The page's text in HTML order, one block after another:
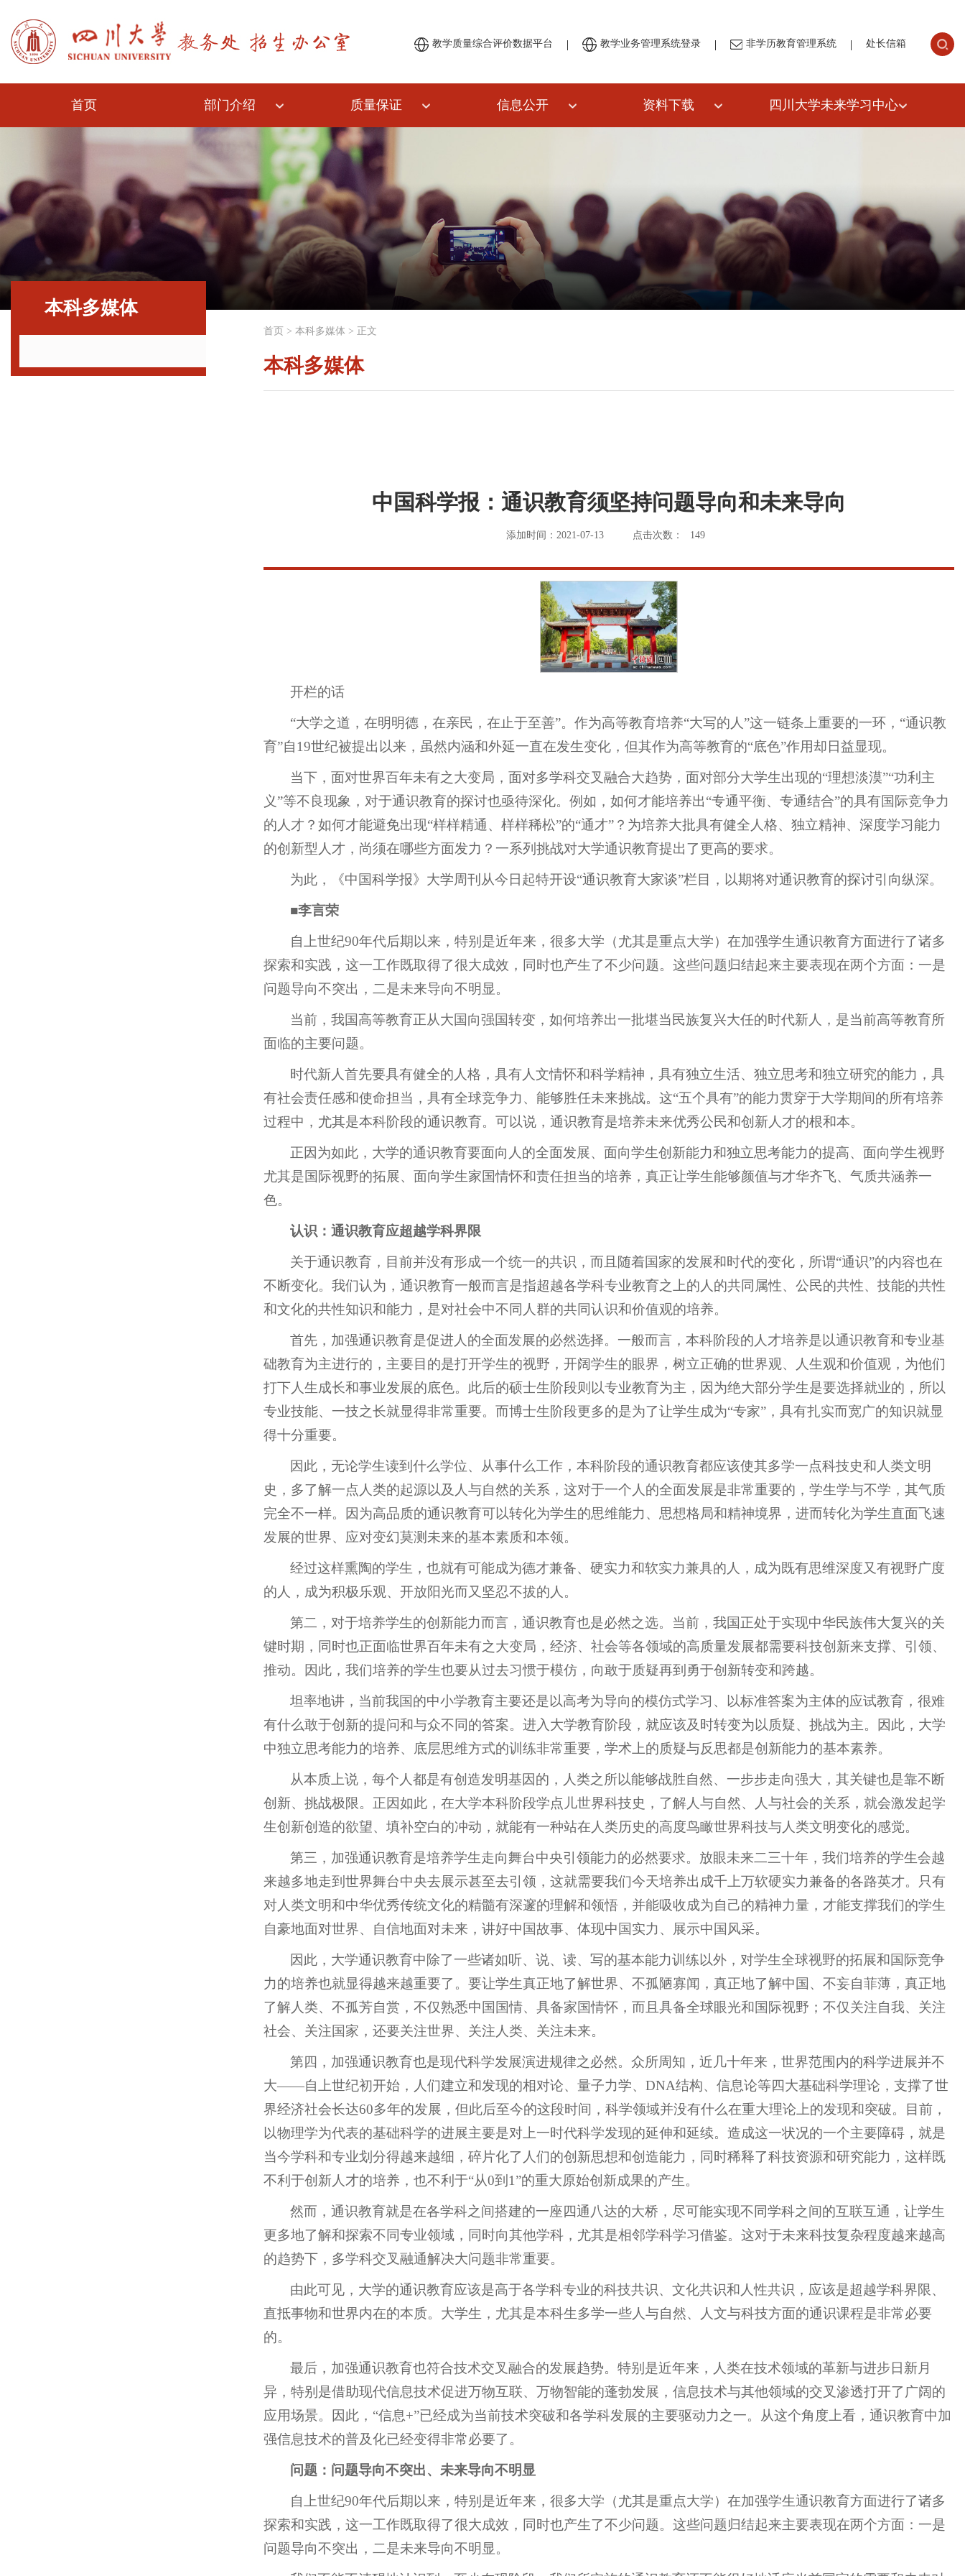
教学质量综合评价数据平台 | 教学业务管理系统登录 | 非学历教育管理系统 | 处长信箱
首页 部门介绍 质量保证 信息公开 资料下载 四川大学未来学习中心
本科多媒体
首页 > 本科多媒体 > 正文
本科多媒体
中国科学报：通识教育须坚持问题导向和未来导向
添加时间：2021-07-13 点击次数： 149
开栏的话
“大学之道，在明明德，在亲民，在止于至善”。作为高等教育培养“大写的人”这一链条上重要的一环，“通识教
育”自19世纪被提出以来，虽然内涵和外延一直在发生变化，但其作为高等教育的“底色”作用却日益显现。
当下，面对世界百年未有之大变局，面对多学科交叉融合大趋势，面对部分大学生出现的“理想淡漠”“功利主
义”等不良现象，对于通识教育的探讨也亟待深化。例如，如何才能培养出“专通平衡、专通结合”的具有国际竞争力
的人才？如何才能避免出现“样样精通、样样稀松”的“通才”？为培养大批具有健全人格、独立精神、深度学习能力
的创新型人才，尚须在哪些方面发力？一系列挑战对大学通识教育提出了更高的要求。
为此，《中国科学报》大学周刊从今日起特开设“通识教育大家谈”栏目，以期将对通识教育的探讨引向纵深。
■李言荣
自上世纪90年代后期以来，特别是近年来，很多大学（尤其是重点大学）在加强学生通识教育方面进行了诸多
探索和实践，这一工作既取得了很大成效，同时也产生了不少问题。这些问题归结起来主要表现在两个方面：一是
问题导向不突出，二是未来导向不明显。
当前，我国高等教育正从大国向强国转变，如何培养出一批堪当民族复兴大任的时代新人，是当前高等教育所
面临的主要问题。
时代新人首先要具有健全的人格，具有人文情怀和科学精神，具有独立生活、独立思考和独立研究的能力，具
有社会责任感和使命担当，具有全球竞争力、能够胜任未来挑战。这“五个具有”的能力贯穿于大学期间的所有培养
过程中，尤其是本科阶段的通识教育。可以说，通识教育是培养未来优秀公民和创新人才的根和本。
正因为如此，大学的通识教育要面向人的全面发展、面向学生创新能力和独立思考能力的提高、面向学生视野
尤其是国际视野的拓展、面向学生家国情怀和责任担当的培养，真正让学生能够颜值与才华齐飞、气质共涵养一
色。
认识：通识教育应超越学科界限
关于通识教育，目前并没有形成一个统一的共识，而且随着国家的发展和时代的变化，所谓“通识”的内容也在
不断变化。我们认为，通识教育一般而言是指超越各学科专业教育之上的人的共同属性、公民的共性、技能的共性
和文化的共性知识和能力，是对社会中不同人群的共同认识和价值观的培养。
首先，加强通识教育是促进人的全面发展的必然选择。一般而言，本科阶段的人才培养是以通识教育和专业基
础教育为主进行的，主要目的是打开学生的视野，开阔学生的眼界，树立正确的世界观、人生观和价值观，为他们
打下人生成长和事业发展的底色。此后的硕士生阶段则以专业教育为主，因为绝大部分学生是要选择就业的，所以
专业技能、一技之长就显得非常重要。而博士生阶段更多的是为了让学生成为“专家”，具有扎实而宽广的知识就显
得十分重要。
因此，无论学生读到什么学位、从事什么工作，本科阶段的通识教育都应该使其多学一点科技史和人类文明
史，多了解一点人类的起源以及人与自然的关系，这对于一个人的全面发展是非常重要的，学生学与不学，其气质
完全不一样。因为高品质的通识教育可以转化为学生的思维能力、思想格局和精神境界，进而转化为学生直面飞速
发展的世界、应对变幻莫测未来的基本素质和本领。
经过这样熏陶的学生，也就有可能成为德才兼备、硬实力和软实力兼具的人，成为既有思维深度又有视野广度
的人，成为积极乐观、开放阳光而又坚忍不拔的人。
第二，对于培养学生的创新能力而言，通识教育也是必然之选。当前，我国正处于实现中华民族伟大复兴的关
键时期，同时也正面临世界百年未有之大变局，经济、社会等各领域的高质量发展都需要科技创新来支撑、引领、
推动。因此，我们培养的学生也要从过去习惯于模仿，向敢于质疑再到勇于创新转变和跨越。
坦率地讲，当前我国的中小学教育主要还是以高考为导向的模仿式学习、以标准答案为主体的应试教育，很难
有什么敢于创新的提问和与众不同的答案。进入大学教育阶段，就应该及时转变为以质疑、挑战为主。因此，大学
中独立思考能力的培养、底层思维方式的训练非常重要，学术上的质疑与反思都是创新能力的基本素养。
从本质上说，每个人都是有创造发明基因的，人类之所以能够战胜自然、一步步走向强大，其关键也是靠不断
创新、挑战极限。正因如此，在大学本科阶段学点儿世界科技史，了解人与自然、人与社会的关系，就会激发起学
生创新创造的欲望、填补空白的冲动，就能有一种站在人类历史的高度鸟瞰世界科技与人类文明变化的感觉。
第三，加强通识教育是培养学生走向舞台中央引领能力的必然要求。放眼未来二三十年，我们培养的学生会越
来越多地走到世界舞台中央去展示甚至去引领，这就需要我们今天培养出成千上万软硬实力兼备的各路英才。只有
对人类文明和中华优秀传统文化的精髓有深邃的理解和领悟，并能吸收成为自己的精神力量，才能支撑我们的学生
自豪地面对世界、自信地面对未来，讲好中国故事、体现中国实力、展示中国风采。
因此，大学通识教育中除了一些诸如听、说、读、写的基本能力训练以外，对学生全球视野的拓展和国际竞争
力的培养也就显得越来越重要了。要让学生真正地了解世界、不孤陋寡闻，真正地了解中国、不妄自菲薄，真正地
了解人类、不孤芳自赏，不仅熟悉中国国情、具备家国情怀，而且具备全球眼光和国际视野；不仅关注自我、关注
社会、关注国家，还要关注世界、关注人类、关注未来。
第四，加强通识教育也是现代科学发展演进规律之必然。众所周知，近几十年来，世界范围内的科学进展并不
大——自上世纪初开始，人们建立和发现的相对论、量子力学、DNA结构、信息论等四大基础科学理论，支撑了世
界经济社会长达60多年的发展，但此后至今的这段时间，科学领域并没有什么在重大理论上的发现和突破。目前，
以物理学为代表的基础科学的进展主要是对上一时代科学发现的延伸和延续。造成这一状况的一个主要障碍，就是
当今学科和专业划分得越来越细，碎片化了人们的创新思想和创造能力，同时稀释了科技资源和研究能力，这样既
不利于创新人才的培养，也不利于“从0到1”的重大原始创新成果的产生。
然而，通识教育就是在各学科之间搭建的一座四通八达的大桥，尽可能实现不同学科之间的互联互通，让学生
更多地了解和探索不同专业领域，同时向其他学科，尤其是相邻学科学习借鉴。这对于未来科技复杂程度越来越高
的趋势下，多学科交叉融通解决大问题非常重要。
由此可见，大学的通识教育应该是高于各学科专业的科技共识、文化共识和人性共识，应该是超越学科界限、
直抵事物和世界内在的本质。大学生，尤其是本科生多学一些人与自然、人文与科技方面的通识课程是非常必要
的。
最后，加强通识教育也符合技术交叉融合的发展趋势。特别是近年来，人类在技术领域的革新与进步日新月
异，特别是借助现代信息技术促进万物互联、万物智能的蓬勃发展，信息技术与其他领域的交叉渗透打开了广阔的
应用场景。因此，“信息+”已经成为当前技术突破和各学科发展的主要驱动力之一。从这个角度上看，通识教育中加
强信息技术的普及化已经变得非常必要了。
问题：问题导向不突出、未来导向不明显
自上世纪90年代后期以来，特别是近年来，很多大学（尤其是重点大学）在加强学生通识教育方面进行了诸多
探索和实践，这一工作既取得了很大成效，同时也产生了不少问题。这些问题归结起来主要表现在两个方面：一是
问题导向不突出，二是未来导向不明显。